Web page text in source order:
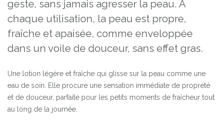
geste, sans jamais agresser la peau. À
chaque utilisation, la peau est propre,
fraîche et apaisée, comme enveloppée
dans un voile de douceur, sans effet gras.
Une lotion légère et fraîche qui glisse sur la peau comme une
eau de soin. Elle procure une sensation immédiate de propreté
et de douceur, parfaite pour les petits moments de fraîcheur tout
au long de la journée.